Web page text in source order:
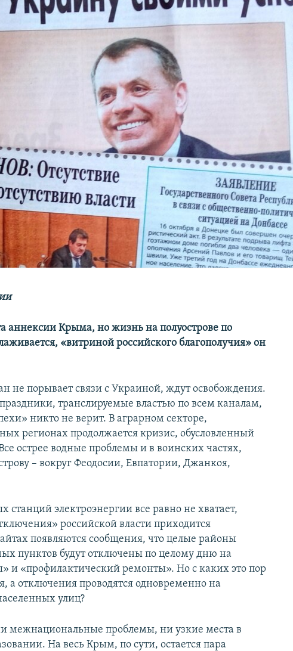
аннексии Крыма, но жизнь на полуострове по
«витриной российского благополучия» он
не порывает связи с Украиной, ждут освобождения.
транслируемые властью по всем каналам,
никто не верит. В аграрном секторе,
регионах продолжается кризис, обусловленный
острее водные проблемы и в воинских частях,
– вокруг Феодосии, Евпатории, Джанкоя,
станций электроэнергии все равно не хватает,
российской власти приходится
появляются сообщения, что целые районы
пунктов будут отключены по целому дню на
и «профилактический ремонты». Но с каких это пор
а отключения проводятся одновременно на
улиц?
межнациональные проблемы, ни узкие места в
На весь Крым, по сути, остается пара